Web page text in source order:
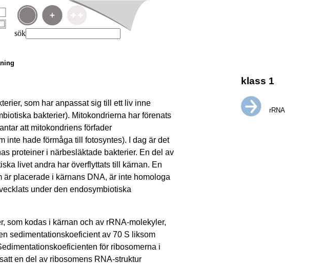
sök
klass 1
rRNA
som har anpassat sig till ett liv inne
bakterier). Mitokondrierna har förenats
att mitokondriens förfader
inte hade förmåga till fotosyntes). I dag är det
proteiner i närbesläktade bakterier. En del av
livet andra har överflyttats till kärnan. En
placerade i kärnans DNA, är inte homologa
under den endosymbiotiska
som kodas i kärnan och av rRNA-molekyler,
sedimentationskoeficient av 70 S liksom
för ribosomerna i
en del av ribosomens RNA-struktur